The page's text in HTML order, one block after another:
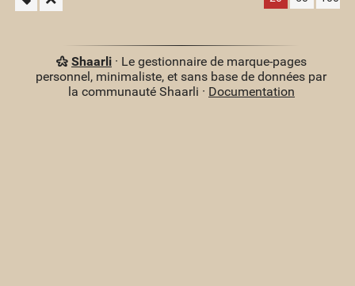
Shaarli· Le gestionnaire de marque-pages
personnel, minimaliste, et sans base de données par
la communauté Shaarli · Documentation